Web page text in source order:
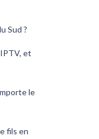
Sud ?
et
le
fils en